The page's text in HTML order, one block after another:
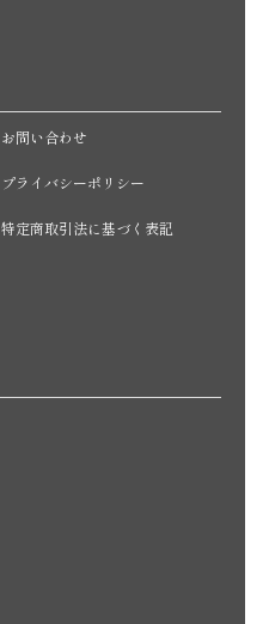
お問い合わせ
プライバシーポリシー
特定商取引法に基づく表記